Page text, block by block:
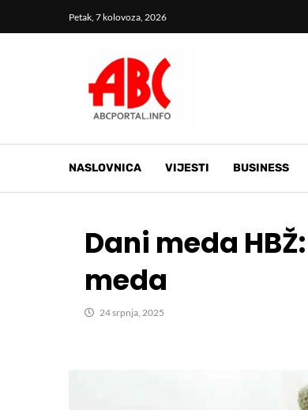
Petak, 7 kolovoza, 2026
NASLOVNICA VIJESTI BUSINESS
Dani meda
meda
24 srpnja, 2025